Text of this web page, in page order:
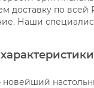
доставку по
Наши
чернильных отходов и минимизирует количество брака. Светодиодный источник УФ-излучения не продуцирует избыточного тепла и позволяет использовать в работе термочувствительные материалы без риска их деформации или необратимого повреждения. Удобно расположенная и не занимающая дополнительного пространства система подачи чернил MBIS из банок 250 мл и 1 л обеспечивает непрерывность работы при печати пакета заданий и легкость замены чернильных емкостей. Защитная крышка печатной зоны для безопасной работы оператора и предотвращения попадания пыли на отпечаток. Опция KEBAB для печати на цилиндрических предметах. Наличие функции e-mail-оповещения. Лампа индикации состояния принтера и кнопки аварийной остановки входят в стандартный комплект принтера. Растровый процессор RasterLink6 поддерживает запатентованные инновационные функции эмуляционного дизеринга MFD и компенсации межпроходных погрешностей MAPS, которые обеспечивают качество традиционной фотографии, эффективно подавляя шумы и бендинг даже при высокой скорости вывода протяженных заданий. В RasterLink6 заложен новый входной профиль Mimaki Expand Color для повышения яркости и контрастности изображений. Наличие встроенной библиотеки лаковых текстур ARTISTA, насчитывающей 129 готовых образцов. Области применения УФ-принтера Mimaki UJF-6042 MkII Уникальные сувениры и промо-подарки Канцелярские принадлежности Визитницы, записные книжки, органайзеры, зажигалки Именные таблички, номерки, брелоки Сувенирные магниты Печать шрифтом Брайля Небольшие интерьерные вывески и POS-материалы Декоративные подставки под посуду предприятий общественного питания Кассовые монетницы (блюдца) Галантерейные аксессуары Корпуса мобильных телефонов, планшетов и ноутбуков Флэш-накопители Панели управления Прототипы упаковки и эксклюзивная мелкосерийная картонная и пластиковая упаковка Бутылки, флаконы, свечи и другие цилиндрические предметы Памятные награды и призы из стекла и